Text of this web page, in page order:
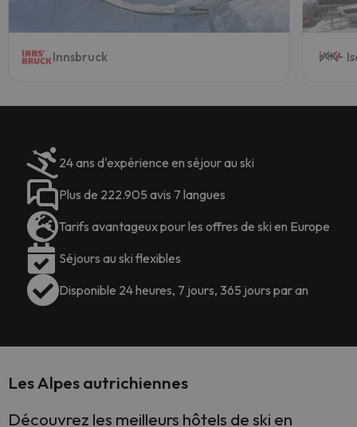
Innsbruck
24 ans d'expérience en séjour au ski
Plus de 222.905 avis 7 langues
Tarifs avantageux pour les offres de ski en Europe
Séjours au ski flexibles
Disponible 24 heures, 7 jours, 365 jours par an
Les Alpes autrichiennes
Découvrez les meilleurs hôtels de ski en